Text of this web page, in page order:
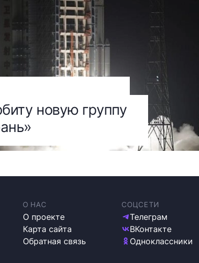
новую группу
О НАС
О проекте
Карта сайта
Обратная связь
СОЦСЕТИ
Телеграм
ВКонтакте
Одноклассники